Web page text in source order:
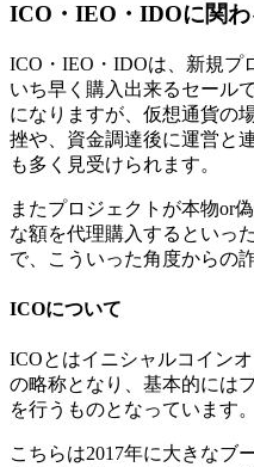
ICO・IEO・IDOに関
ICO・IEO・IDOは、新規プ
いち早く購入出来るセール
になりますが、仮想通貨の
挫や、資金調達後に運営と
も多く見受けられます。
またプロジェクトが本物or
な額を代理購入するといっ
で、こういった角度からの
ICOについて
ICOとはイニシャルコイン
の略称となり、基本的には
を行うものとなっています。
こちらは2017年に大きなブ